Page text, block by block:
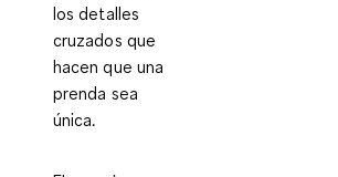
los detalles
cruzados que
hacen que una
prenda sea
única.